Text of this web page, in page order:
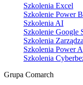
Szkolenia Excel
Szkolenie Power
Szkolenia AI
Szkolenie Google
Szkolenia
Szkolenia Power
Szkolenia
Grupa Comarch